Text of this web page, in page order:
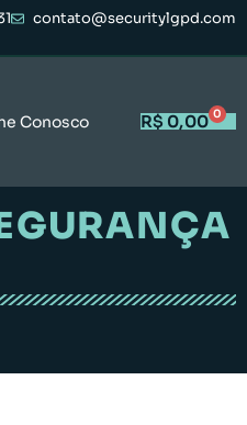
contato@securitylgpd.com
Conosco R$ 0,00 0